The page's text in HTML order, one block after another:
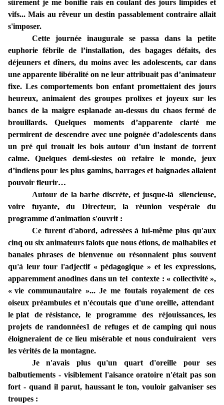
sûrement je me bonifie­ rais en coulant des jours limpides et
vifs... Mais au rêveur un destin passablement contraire allait
s'imposer.
Cette journée inaugurale se passa dans la petite
euphorie fébrile de l’installation, des bagages défaits, des
déjeuners et dîners, du moins avec les adolescents, car dans
une apparente libéralité on ne leur attribuait pas d’animateur
fixe. Les comportements bon enfant promettaient des jours
heureux, animaient des groupes prolixes et joyeux sur les
bancs de la maigre esplanade au-dessus du chaos fermé de
brouillards. Quelques moments d’apparente clarté me
permirent de descendre avec une poignée d’adolescents dans
un pré qui trouait les bois autour d’un instant de torrent
calme. Quelques demi-siestes où refaire le monde, jeux
d’indiens pour les plus gamins, barrages et baignades allaient
pouvoir fleurir…
Autour de la barbe discrète, et jusque-là
silencieuse,
voire fuyante, du Directeur, la réunionvespéraledu
programme d'animation s'ouvrit :
Ce furent d'abord, adresséesàlui-même plus qu'aux
cinq ou six animateurs falots que nous étions, de malhabiles et
banales phrases de bienvenue ou résonnaient plussouvent
qu'à leur tour l'adjectif « pédagogique » etlesexpressions,
apparemment anodines dans un tel contexte : « collectivité »,
«vie communautaire »...Je me foutaisroyalement de ces
oiseux préambules et n'écoutais que d'une oreille,attendant
le plat de résistance, le programme des réjouissances,les
projets de randonnées1de refuges et de campingqui nous
éloigneraient de celieu misérable et nous conduiraientvers
les vérités de la montagne.
Je n'avais plus qu'un quart d'oreille pour ses
balbutiements - visiblement l'aisance oratoire n'était passon
fort - quand il parut, haussant leton, vouloirgalvaniserses
troupes :